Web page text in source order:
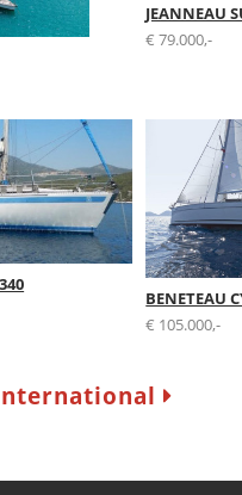
JEANNEAU
€ 79.000,-
BENETEAU
€ 105.000,-